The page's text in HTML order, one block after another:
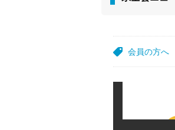
会員の方へ